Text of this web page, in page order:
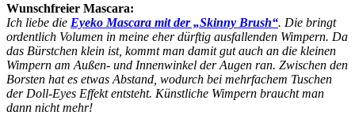
Wunschfreier Mascara:
Ich liebe die Eyeko Mascara mit der „Skinny Brush“. Die bringt
ordentlich Volumen in meine eher dürftig ausfallenden Wimpern. Da
das Bürstchen klein ist, kommt man damit gut auch an die kleinen
Wimpern am Außen- und Innenwinkel der Augen ran. Zwischen den
Borsten hat es etwas Abstand, wodurch bei mehrfachem Tuschen
der Doll-Eyes Effekt entsteht. Künstliche Wimpern braucht man
dann nicht mehr!